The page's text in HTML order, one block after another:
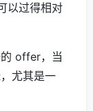
以过得相对
offer，当
尤其是一